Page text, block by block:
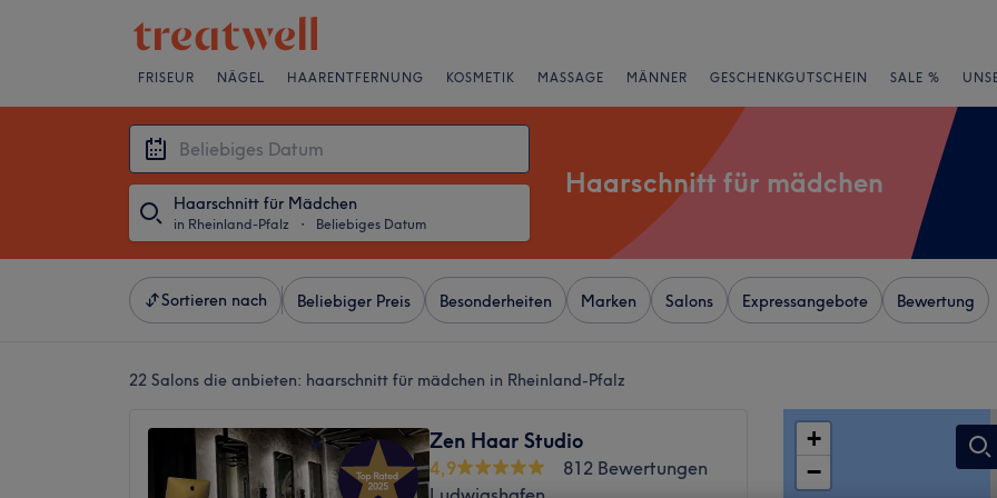
FRISEUR NÄGEL HAARENTFERNUNG KOSMETIK MASSAGE MÄNNER GESCHENKGUTSCHEIN SALE %
Haarschnitt für Mädchen
in Rheinland-Pfalz ・ Beliebiges Datum
Haarschnitt für mädchen
Sortieren nach Beliebiger Preis Besonderheiten Marken Salons Expressangebote Bewertung
22 Salons die anbieten: haarschnitt für mädchen in Rheinland-Pfalz
Zen Haar Studio
4,9
812 Bewertungen
+
−